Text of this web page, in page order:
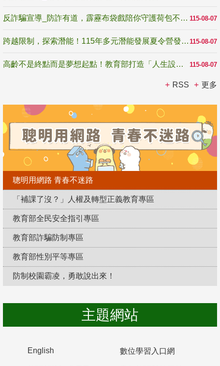
115-08-07
反詐騙宣導_防詐有道，霹靂布袋戲陪你守護荷包不受騙
115-08-07
跨越限制，探索潛能！115年多元潛能發展夏令營發掘生命無限可能
115-08-07
高齡不是終點而是夢想起點！教育部打造「人生設計夢工場」 參展第3屆高齡健康產業博覽會
RSS 更多
聰明用網路 青春不迷路
「補課了沒？」人權及轉型正義教育專區
教育部全民安全指引專區
教育部詐騙防制專區
教育部性別平等專區
防制校園霸凌，勇敢說出來！
主題網站
English 數位學習入口網